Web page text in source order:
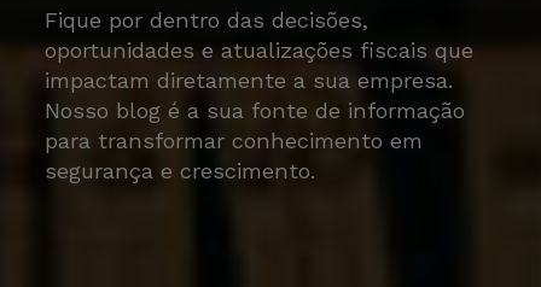
Fique por dentro das decisões,
oportunidades e atualizações fiscais que
impactam diretamente a sua empresa.
Nosso blog é a sua fonte de informação
para transformar conhecimento em
segurança e crescimento.